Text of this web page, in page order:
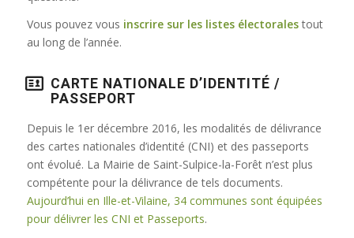
Vous pouvez vous inscrire sur les listes électoralestout
au long de l’année.
CARTE NATIONALE D’IDENTITÉ /
PASSEPORT
Depuis le 1er décembre 2016, les modalités de délivrance
des cartes nationales d’identité (CNI) et des passeports
ont évolué. La Mairie de Saint-Sulpice-la-Forêt n’est plus
compétente pour la délivrance de tels documents.
Aujourd’hui en Ille-et-Vilaine, 34 communes sont équipées
pour délivrer les CNI et Passeports.